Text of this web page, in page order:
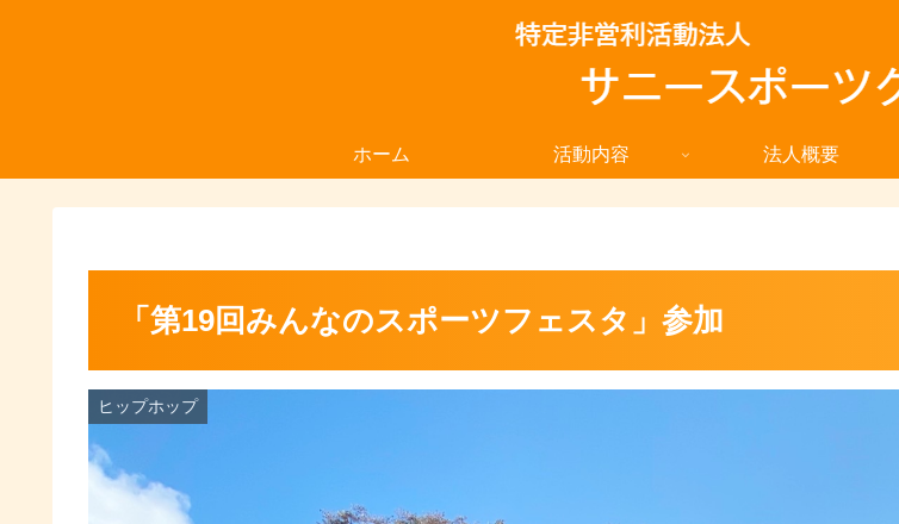
ホーム 活動内容 法人概要
「第19回みんなのスポーツフェスタ」参加
ヒップホップ